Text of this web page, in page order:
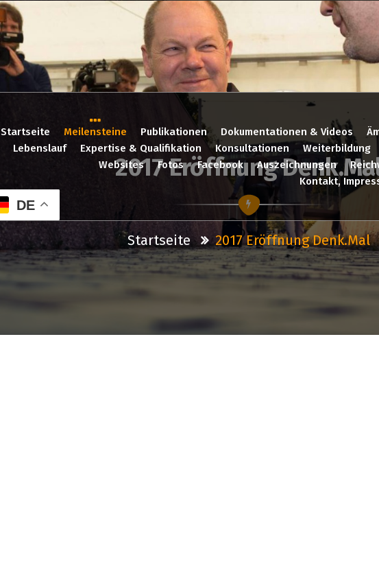
Startseite Meilensteine Publikationen Dokumentationen & Videos
Lebenslauf
Expertise & Qualifikation Konsultationen Weiterbildung
Websites
Fotos Facebook Auszeichnungen
Kontakt,
DE
2017 Eröffnung
Startseite 2017 Eröffnung Denk.mal